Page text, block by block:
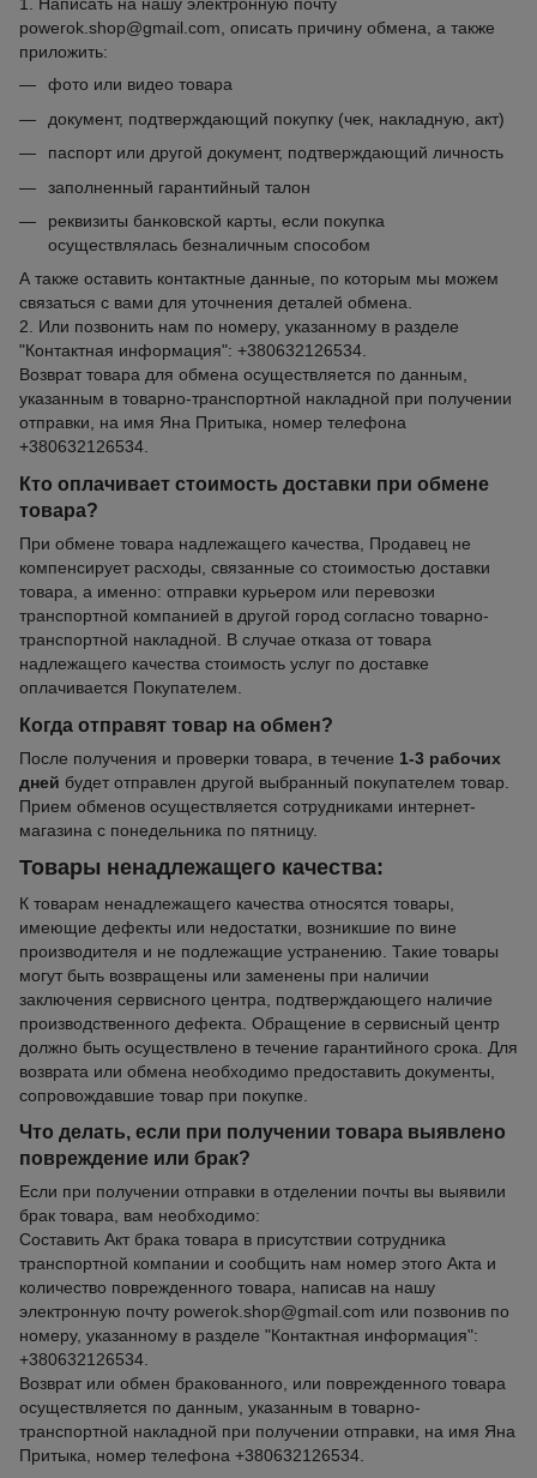
1. Написать на нашу электронную почту
powerok.shop@gmail.com, описать причину обмена, а также
приложить:
фото или видео товара
документ, подтверждающий покупку (чек, накладную, акт)
паспорт или другой документ, подтверждающий личность
заполненный гарантийный талон
реквизиты банковской карты, если покупка
осуществлялась безналичным способом
А также оставить контактные данные, по которым мы можем
связаться с вами для уточнения деталей обмена.
2. Или позвонить нам по номеру, указанному в разделе
"Контактная информация": +380632126534.
Возврат товара для обмена осуществляется по данным,
указанным в товарно-транспортной накладной при получении
отправки, на имя Яна Притыка, номер телефона
+380632126534.
Кто оплачивает стоимость доставки при обмене
товара?
При обмене товара надлежащего качества, Продавец не
компенсирует расходы, связанные со стоимостью доставки
товара, а именно: отправки курьером или перевозки
транспортной компанией в другой город согласно товарно-
транспортной накладной. В случае отказа от товара
надлежащего качества стоимость услуг по доставке
оплачивается Покупателем.
Когда отправят товар на обмен?
После получения и проверки товара, в течение 1-3 рабочих
дней будет отправлен другой выбранный покупателем товар.
Прием обменов осуществляется сотрудниками интернет-
магазина с понедельника по пятницу.
Товары ненадлежащего качества:
К товарам ненадлежащего качества относятся товары,
имеющие дефекты или недостатки, возникшие по вине
производителя и не подлежащие устранению. Такие товары
могут быть возвращены или заменены при наличии
заключения сервисного центра, подтверждающего наличие
производственного дефекта. Обращение в сервисный центр
должно быть осуществлено в течение гарантийного срока. Для
возврата или обмена необходимо предоставить документы,
сопровождавшие товар при покупке.
Что делать, если при получении товара выявлено
повреждение или брак?
Если при получении отправки в отделении почты вы выявили
брак товара, вам необходимо:
Составить Акт брака товара в присутствии сотрудника
транспортной компании и сообщить нам номер этого Акта и
количество поврежденного товара, написав на нашу
электронную почту powerok.shop@gmail.com или позвонив по
номеру, указанному в разделе "Контактная информация":
+380632126534.
Возврат или обмен бракованного, или поврежденного товара
осуществляется по данным, указанным в товарно-
транспортной накладной при получении отправки, на имя Яна
Притыка, номер телефона +380632126534.